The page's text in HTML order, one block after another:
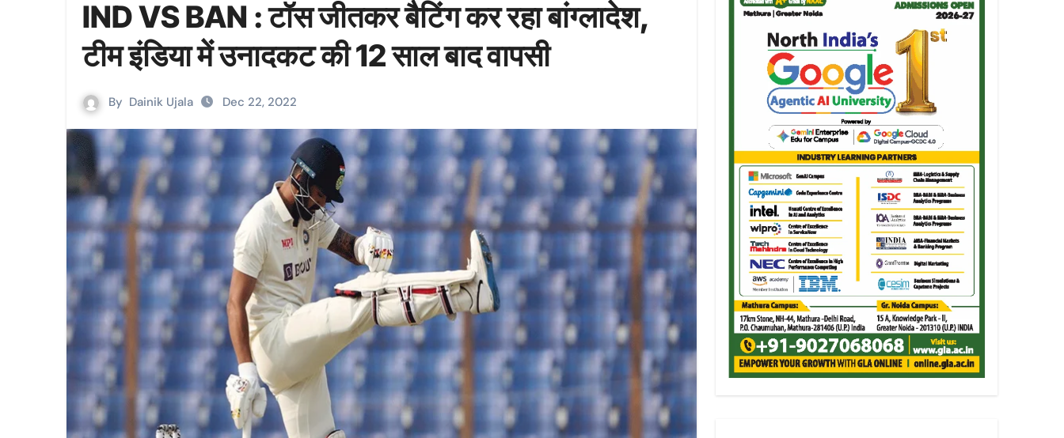
IND VS BAN : टॉस जीतकर बैटिंग कर रहा बांग्लादेश,
टीम इंडिया में उनादकट की 12 साल बाद वापसी
By Dainik Ujala Dec 22, 2022